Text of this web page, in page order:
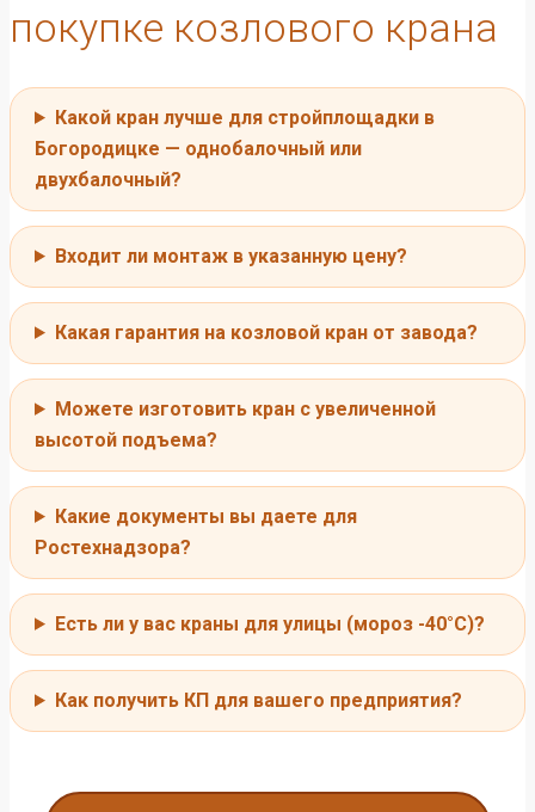
покупке козлового крана
Какой кран лучше для стройплощадки в
Богородицке — однобалочный или
двухбалочный?
Входит ли монтаж в указанную цену?
Какая гарантия на козловой кран от завода?
Можете изготовить кран с увеличенной
высотой подъема?
Какие документы вы даете для
Ростехнадзора?
Есть ли у вас краны для улицы (мороз -40°C)?
Как получить КП для вашего предприятия?